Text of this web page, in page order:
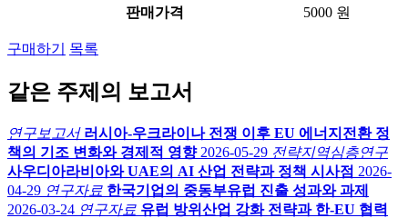
판매가격
5000 원
구매하기 목록
같은 주제의 보고서
연구보고서 러시아-우크라이나 전쟁 이후 EU 에너지전환 정
책의 기조 변화와 경제적 영향 2026-05-29 전략지역심층연구
사우디아라비아와 UAE의 AI 산업 전략과 정책 시사점 2026-
04-29 연구자료 한국기업의 중동부유럽 진출 성과와 과제
2026-03-24 연구자료 유럽 방위산업 강화 전략과 한-EU 협력